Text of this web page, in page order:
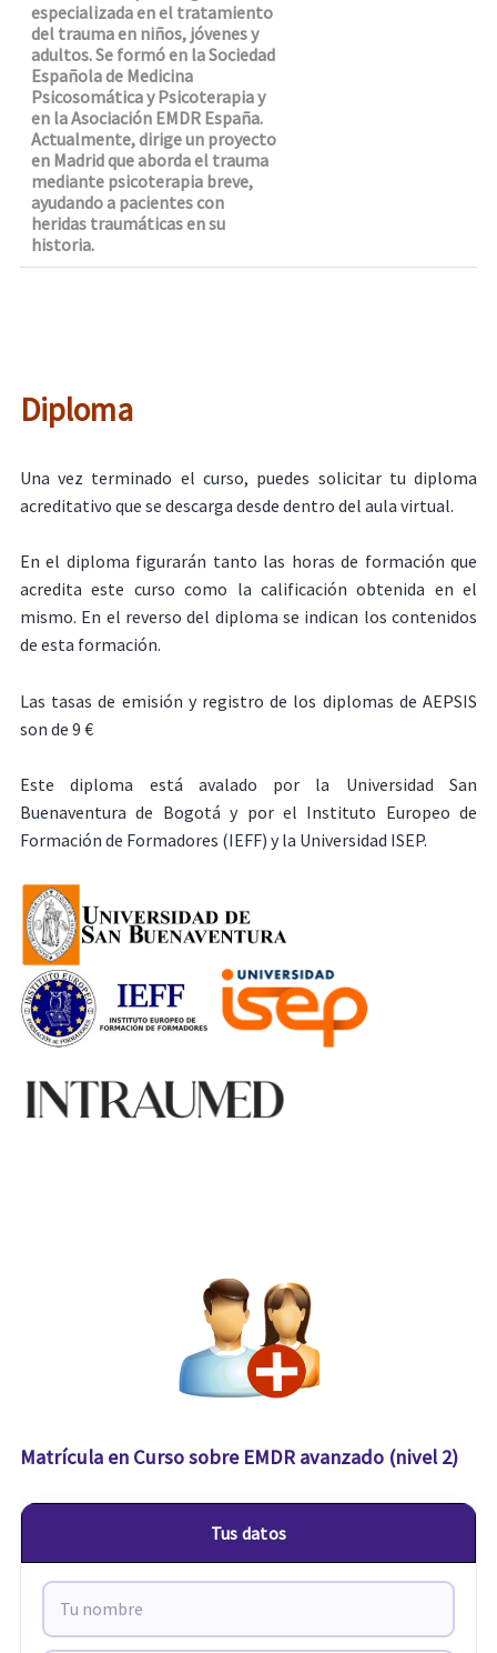
especializada en el tratamiento
del trauma en niños, jóvenes y
adultos. Se formó en la Sociedad
Española de Medicina
Psicosomática y Psicoterapia y
en la Asociación EMDR España.
Actualmente, dirige un proyecto
en Madrid que aborda el trauma
mediante psicoterapia breve,
ayudando a pacientes con
heridas traumáticas en su
historia.
Diploma
Una vez terminado el curso, puedes solicitar tu diploma
acreditativo que se descarga desde dentro del aula virtual.
En el diploma figurarán tanto las horas de formación que
acredita este curso como la calificación obtenida en el
mismo. En el reverso del diploma se indican los contenidos
de esta formación.
Las tasas de emisión y registro de los diplomas de AEPSIS
son de 9 €
Este diploma está avalado por la Universidad San
Buenaventura de Bogotá y por el Instituto Europeo de
Formación de Formadores (IEFF) y la Universidad ISEP.
Matrícula en Curso sobre EMDR avanzado (nivel 2)
Tus datos